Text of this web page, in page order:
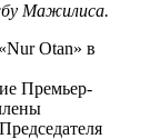
Мажилиса.
Otan» в
Премьер-